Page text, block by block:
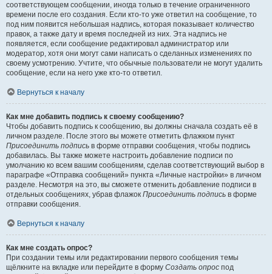
соответствующем сообщении, иногда только в течение ограниченного
времени после его создания. Если кто-то уже ответил на сообщение, то
под ним появится небольшая надпись, которая показывает количество
правок, а также дату и время последней из них. Эта надпись не
появляется, если сообщение редактировал администратор или
модератор, хотя они могут сами написать о сделанных изменениях по
своему усмотрению. Учтите, что обычные пользователи не могут удалить
сообщение, если на него уже кто-то ответил.
Вернуться к началу
Как мне добавить подпись к своему сообщению?
Чтобы добавить подпись к сообщению, вы должны сначала создать её в
личном разделе. После этого вы можете отметить флажком пункт
Присоединить подпись в форме отправки сообщения, чтобы подпись
добавилась. Вы также можете настроить добавление подписи по
умолчанию ко всем вашим сообщениям, сделав соответствующий выбор в
параграфе «Отправка сообщений» пункта «Личные настройки» в личном
разделе. Несмотря на это, вы сможете отменить добавление подписи в
отдельных сообщениях, убрав флажок Присоединить подпись в форме
отправки сообщения.
Вернуться к началу
Как мне создать опрос?
При создании темы или редактировании первого сообщения темы
щёлкните на вкладке или перейдите в форму Создать опрос под